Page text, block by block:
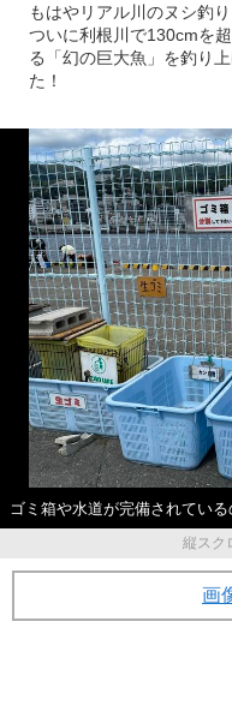
もはやリアル川のヌシ釣り
ついに利根川で130cmを超
る「幻の巨大魚」を釣り
た！
ゴミ箱や水道が完備されてい
縦スク
画